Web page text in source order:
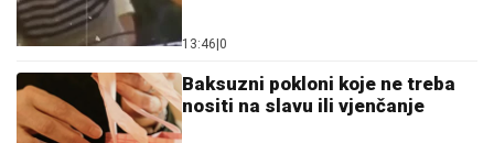
13:46|0
Baksuzni pokloni koje ne treba
nositi na slavu ili vjenčanje